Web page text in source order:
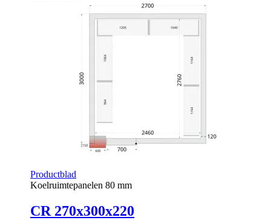
Productblad
Koelruimtepanelen 80 mm
CR 270x300x220